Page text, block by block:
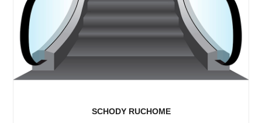
SCHODY RUCHOME